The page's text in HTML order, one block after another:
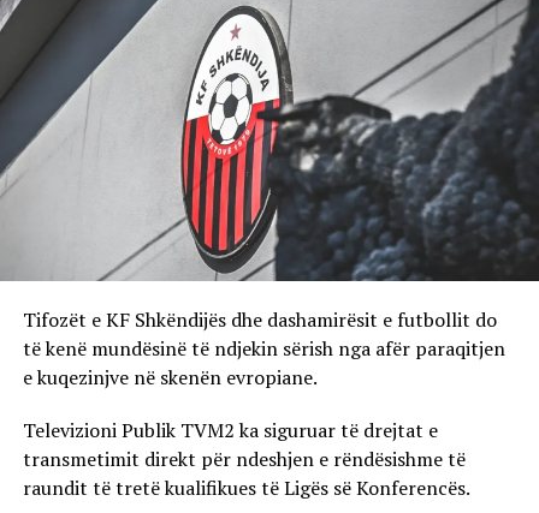
Tifozët e KF Shkëndijës dhe dashamirësit e futbollit do
të kenë mundësinë të ndjekin sërish nga afër paraqitjen
e kuqezinjve në skenën evropiane.
Televizioni Publik TVM2 ka siguruar të drejtat e
transmetimit direkt për ndeshjen e rëndësishme të
raundit të tretë kualifikues të Ligës së Konferencës.